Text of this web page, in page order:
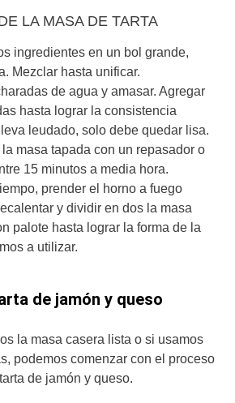
LA MASA DE TARTA
ingredientes en un bol grande,
Mezclar hasta unificar.
de agua y amasar. Agregar
hasta lograr la consistencia
leudado, solo debe quedar lisa.
masa tapada con un repasador o
15 minutos a media hora.
prender el horno a fuego
y dividir en dos la masa
palote hasta lograr la forma de la
a utilizar.
de jamón y queso
la masa casera lista o si usamos
podemos comenzar con el proceso
de jamón y queso.